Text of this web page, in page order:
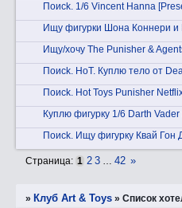
Пoиck. 1/6 Vincent Hanna
Ищу фигурки Шона Коннери
Ищу/хочу The Punisher &
Пoиck. HоT. Куплю тело от
Пoиck. Hot Toys Punisher
Куплю фигурку 1/6 Darth
Пoиck. Ищу фигурку Квай Гон
Страница: 1 2 3 … 42 »
» Клуб Art & Toys »Список